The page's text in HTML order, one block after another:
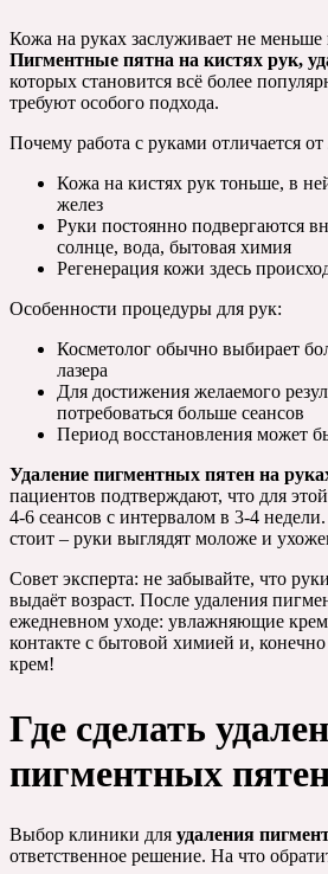
Кожа на руках заслуживает не
Пигментные пятна на кистях рук,
которых становится всё более
требуют особого подхода.
Почему работа с руками отличается от
Кожа на кистях рук тоньше, в
желез
Руки постоянно подвергаются
солнце, вода, бытовая химия
Регенерация кожи здесь
Особенности процедуры для рук:
Косметолог обычно выбирает
лазера
Для достижения желаемого
потребоваться больше сеансов
Период восстановления может
Удаление пигментных пятен на
пациентов подтверждают, что для
4-6 сеансов с интервалом в 3-4
стоит – руки выглядят моложе и
Совет эксперта: не забывайте, что
выдаёт возраст. После удаления
ежедневном уходе: увлажняющие
контакте с бытовой химией и,
крем!
Где сделать
пигментных
Выбор клиники для удаления
ответственное решение. На что